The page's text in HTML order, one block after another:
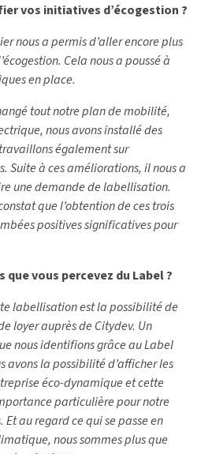
vos initiatives d’écogestion ?
nous a permis d’aller encore plus
Cela nous a poussé à
en place.
tout notre plan de mobilité,
nous avons installé des
également sur
Suite à ces améliorations, il nous a
une demande de labellisation.
que l’obtention de ces trois
positives significatives pour
vous percevez du Label ?
labellisation est la possibilité de
loyer auprès de Citydev. Un
nous identifions grâce au Label
avons la possibilité d’afficher les
éco-dynamique et cette
particulière pour notre
au regard ce qui se passe en
nous sommes plus que